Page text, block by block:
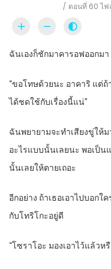
ตอนที่ 60 ไฟ
ฉันเองก็ชักมาคารอฟออกม
“ขอโทษด้วยนะ อาคาริ แต่ถ้
ได้ชดใช้กับเรื่องนี้แน่”
ฉันพยายามจะทำเสียงขู่ให้
อะไรแบบนั้นเลยนะ พอเป็
นั้นเลยให้ตายเถอะ
อีกอย่าง ถ้าเธอเอาไปบอก
กับโทริโกะอยู่ดี
“โซราโอะ มองเอาไว้แล้วห